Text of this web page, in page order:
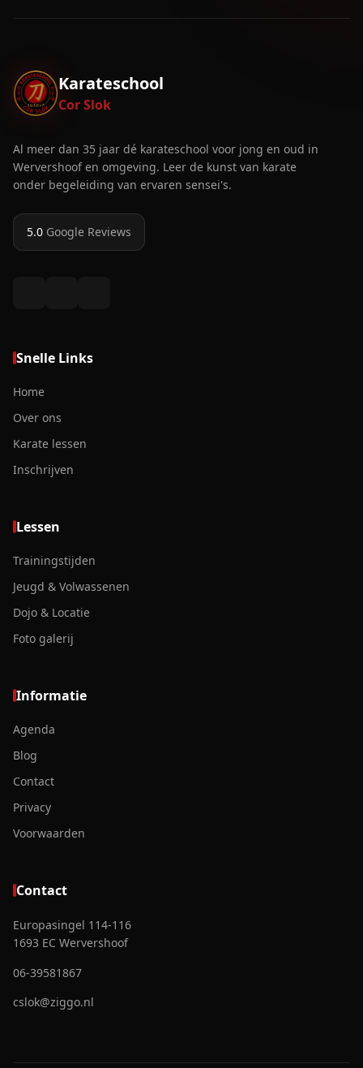
Karateschool
Cor Slok
Al meer dan 35 jaar dé karateschool voor jong en oud in
Wervershoof en omgeving. Leer de kunst van karate
onder begeleiding van ervaren sensei's.
5.0 Google Reviews
Snelle Links
Home
Over ons
Karate lessen
Inschrijven
Lessen
Trainingstijden
Jeugd & Volwassenen
Dojo & Locatie
Foto galerij
Informatie
Agenda
Blog
Contact
Privacy
Voorwaarden
Contact
Europasingel 114-116
1693 EC Wervershoof
06-39581867
cslok@ziggo.nl